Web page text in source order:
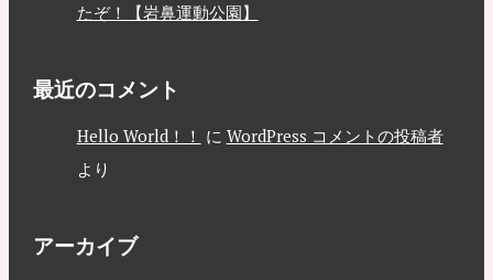
たぞ！【岩鼻運動公園】
最近のコメント
Hello World！！ に WordPress コメントの投稿者
より
アーカイブ